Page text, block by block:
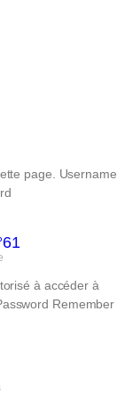
page. Username
à accéder à
Remember